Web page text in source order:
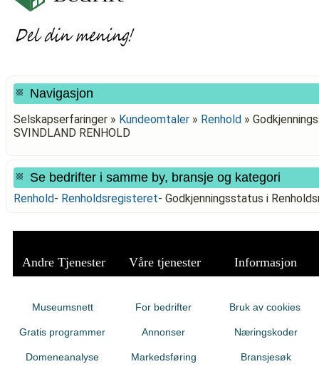
Navigasjon
Selskapserfaringer » Kundeomtaler » Renhold »
SVINDLAND RENHOLD
Se bedrifter i samme by, bransje og kategori
Renhold- Renholdsregisteret- Godkjenningsstatus i
Andre Tjenester Våre tjenester Informasjon
Museumsnett
Gratis programmer
Domeneanalyse
For bedrifter
Annonser
Markedsføring
Bruk av cookies
Næringskoder
Bransjesøk